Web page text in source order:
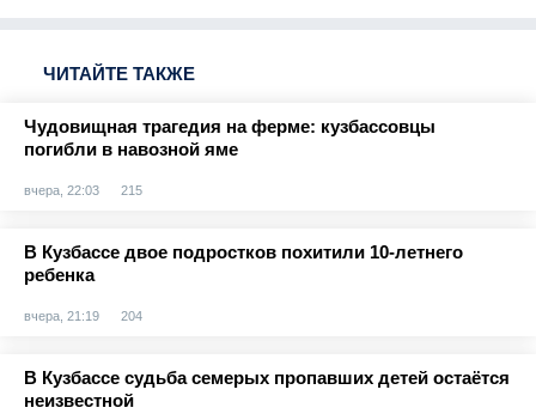
ЧИТАЙТЕ ТАКЖЕ
Чудовищная трагедия на ферме: кузбассовцы
погибли в навозной яме
вчера, 22:03 215
В Кузбассе двое подростков похитили 10-летнего
ребенка
вчера, 21:19 204
В Кузбассе судьба семерых пропавших детей остаётся
неизвестной